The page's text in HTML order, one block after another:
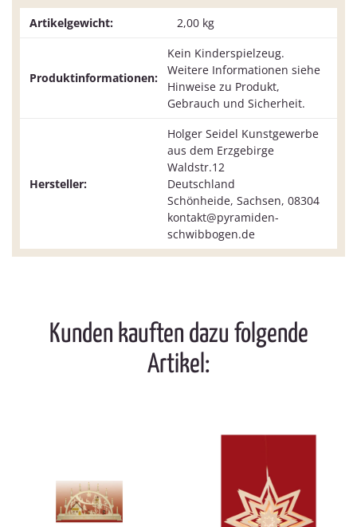
Artikelgewicht: 2,00 kg
Produktinformationen:
Kein Kinderspielzeug.
Weitere Informationen siehe
Hinweise zu Produkt,
Gebrauch und Sicherheit.
Hersteller:
Holger Seidel Kunstgewerbe
aus dem Erzgebirge
Waldstr.12
Deutschland
Schönheide, Sachsen, 08304
kontakt@pyramiden-
schwibbogen.de
Kunden kauften dazu folgende
Artikel: